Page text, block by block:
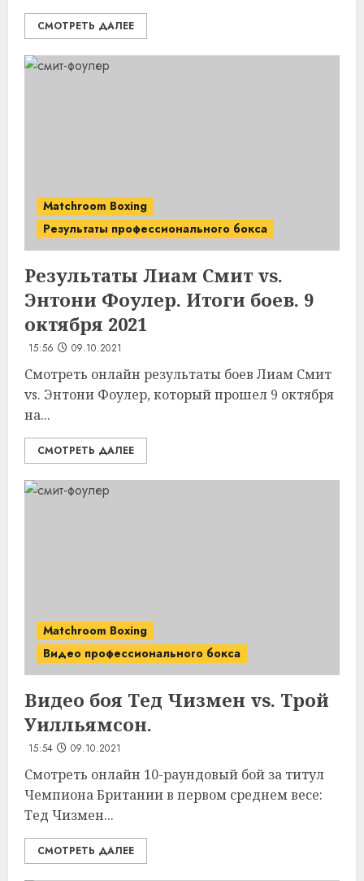
СМОТРЕТЬ ДАЛЕЕ
Matchroom Boxing
Результаты профессионального бокса
Результаты Лиам Смит vs.
Энтони Фоулер. Итоги боев. 9
октября 2021
15:56 09.10.2021
Смотреть онлайн результаты боев Лиам Смит
vs. Энтони Фоулер, который прошел 9 октября
на...
СМОТРЕТЬ ДАЛЕЕ
Matchroom Boxing
Видео профессионального бокса
Видео боя Тед Чизмен vs. Трой
Уилльямсон.
15:54 09.10.2021
Смотреть онлайн 10-раундовый бой за титул
Чемпиона Британии в первом среднем весе:
Тед Чизмен...
СМОТРЕТЬ ДАЛЕЕ